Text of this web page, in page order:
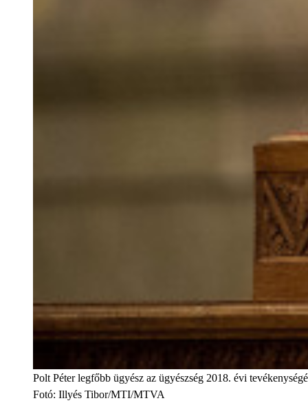
Polt Péter legfőbb ügyész az ügyészség 2018. évi
Fotó: Illyés Tibor/MTI/MTVA